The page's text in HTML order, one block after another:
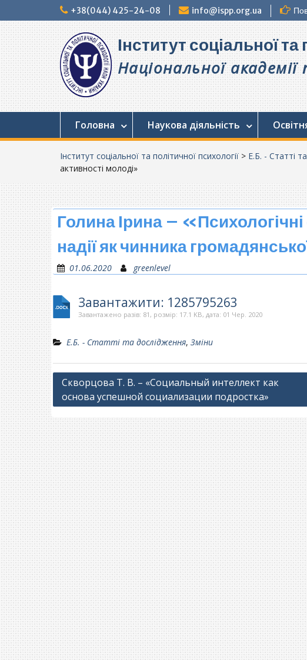
до
+38(044) 425-24-08 info@ispp.org.ua
Інститут соціальної та
Національної академії
Головна Наукова діяльність
Інститут соціальної та політичної психології > Е.Б. - Статті
активності молоді»
Голина Ірина – «Психологічні
надії як чинника
01.06.2020 greenlevel
Завантажити: 1285795263
Завантажено разів: 81, розмір: 17.1 KB, дата: 01 Чер. 2020
Е.Б. - Статті та дослідження, Зміни
Навігація
записів
Скворцова Т. В. – «Социальный интеллект как
основа успешной социализации подростка»